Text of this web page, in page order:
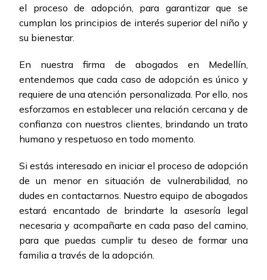
el proceso de adopción, para garantizar que se
cumplan los principios de interés superior del niño y
su bienestar.
En nuestra firma de abogados en Medellín,
entendemos que cada caso de adopción es único y
requiere de una atención personalizada. Por ello, nos
esforzamos en establecer una relación cercana y de
confianza con nuestros clientes, brindando un trato
humano y respetuoso en todo momento.
Si estás interesado en iniciar el proceso de adopción
de un menor en situación de vulnerabilidad, no
dudes en contactarnos. Nuestro equipo de abogados
estará encantado de brindarte la asesoría legal
necesaria y acompañarte en cada paso del camino,
para que puedas cumplir tu deseo de formar una
familia a través de la adopción.